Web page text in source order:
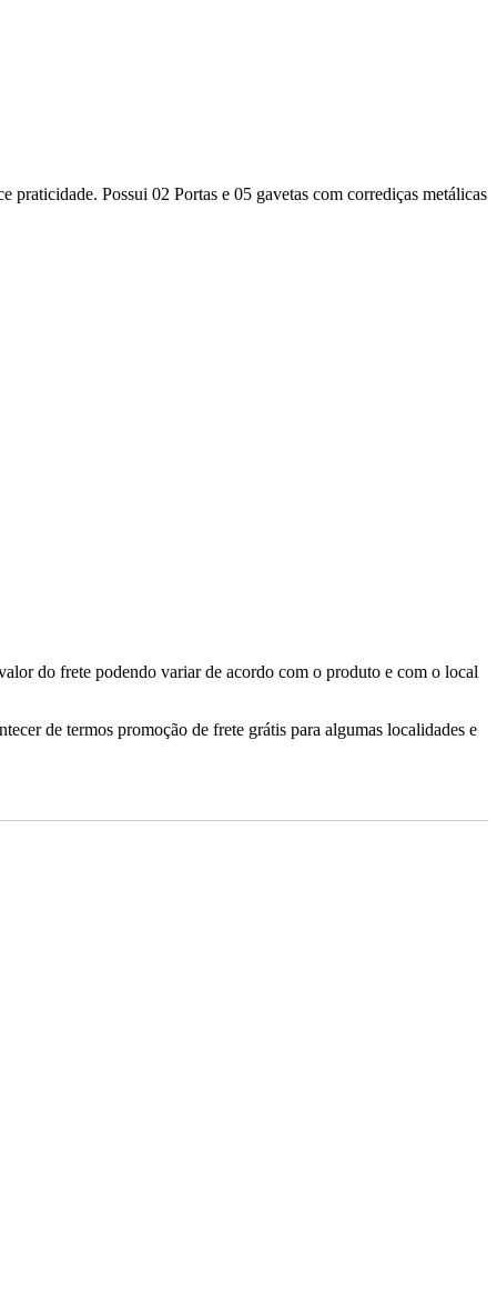
Possui 02 Portas e 05 gavetas com corrediças metálicas
do frete podendo variar de acordo com o produto e com o local
de termos promoção de frete grátis para algumas localidades e